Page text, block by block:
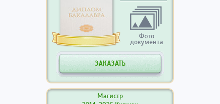
Фото
документа
ЗАКАЗАТЬ
Магистр